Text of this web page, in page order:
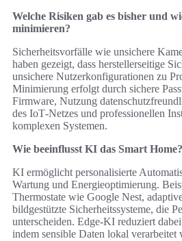
Welche Risiken gab es bisher und
minimieren?
Sicherheitsvorfälle wie unsichere
haben gezeigt, dass herstellerseitige
unsichere Nutzerkonfigurationen zu
Minimierung erfolgt durch sichere
Firmware, Nutzung
des IoT‑Netzes und professionellen
komplexen Systemen.
Wie beeinflusst KI das Smart Home?
KI ermöglicht personalisierte
Wartung und Energieoptimierung.
Thermostate wie Google Nest,
bildgestützte Sicherheitssysteme, die
unterscheiden. Edge‑KI reduziert
indem sensible Daten lokal verarbeitet